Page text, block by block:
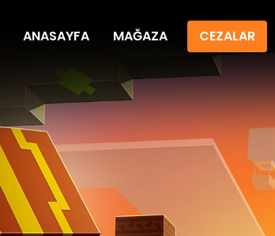
ANASAYFA MAĞAZA CEZALAR